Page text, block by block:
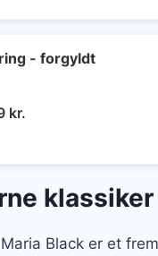
- forgyldt
kr.
Black er et